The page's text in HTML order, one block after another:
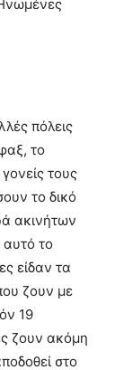
Ηνωμένες
πόλεις
το
τους
το δικό
ακινήτων
αυτό το
είδαν τα
ζουν με
19
ζουν ακόμη
στο